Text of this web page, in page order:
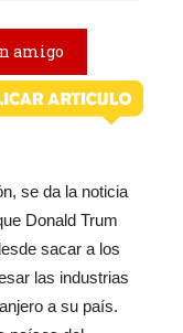
amigo
se da la noticia
Donald Trum
sacar a los
las industrias
a su país.